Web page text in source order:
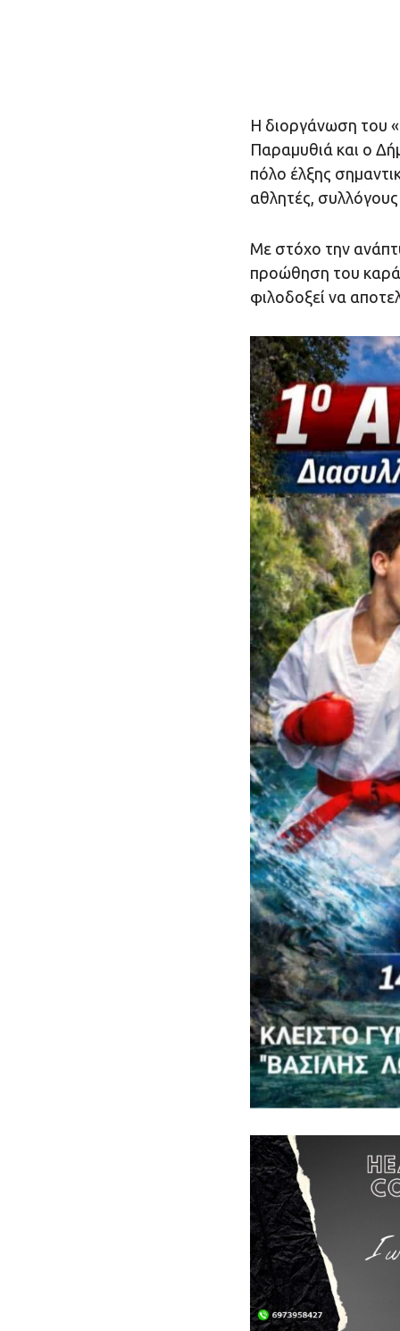
Η διοργάνωση του
Παραμυθιά και ο
πόλο έλξης
αθλητές,
Με στόχο την
προώθηση του
φιλοδοξεί να